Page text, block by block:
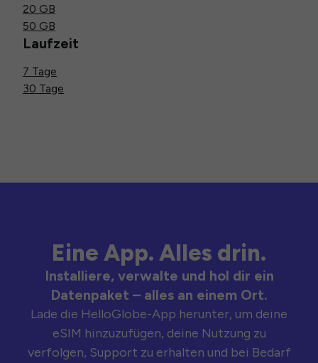
20 GB
50 GB
Laufzeit
7 Tage
30 Tage
Eine App. Alles drin.
Installiere, verwalte und hol dir ein
Datenpaket – alles an einem Ort.
Lade die HelloGlobe-App herunter, um deine
eSIM hinzuzufügen, deine Nutzung zu
verfolgen, Support zu erhalten und bei Bedarf